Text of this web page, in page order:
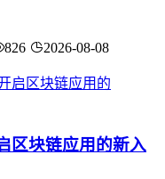
826 2026-08-08
区块链应用的新入